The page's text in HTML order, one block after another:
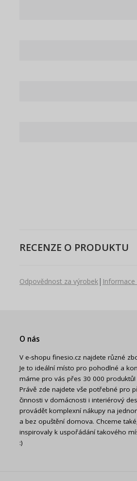
RECENZE O PRODUKTU
Odpovědnost za výrobek|
O nás
V e-shopu finesio.cz najdete různé
Je to ideální místo pro pohodlné a
máme pro vás přes 30 000 produktů!
Právě zde najdete vše potřebné pro
činnosti v domácnosti i interiérový
provádět komplexní nákupy na
a bez opuštění domova. Chceme
inspirovaly k uspořádání takového
:)